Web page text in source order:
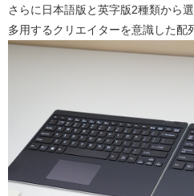
さらに日本語版と英字版2種類から
多用するクリエイターを意識した配